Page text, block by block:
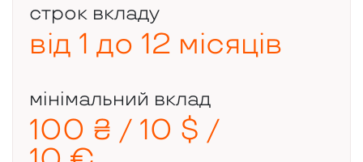
строк вкладу
від 1 до 12 місяців
мінімальний вклад
100 ₴ / 10 $ /